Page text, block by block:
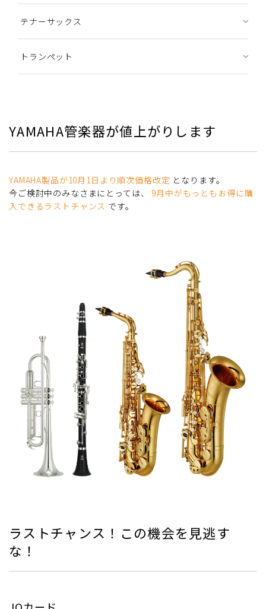
テナーサックス
トランペット
YAMAHA管楽器が値上がりします
YAMAHA製品が10月1日より順次価格改定 となります。
今ご検討中のみなさまにとっては、 9月中がもっともお得に購
入できるラストチャンス です。
ラストチャンス！この機会を見逃す
な！